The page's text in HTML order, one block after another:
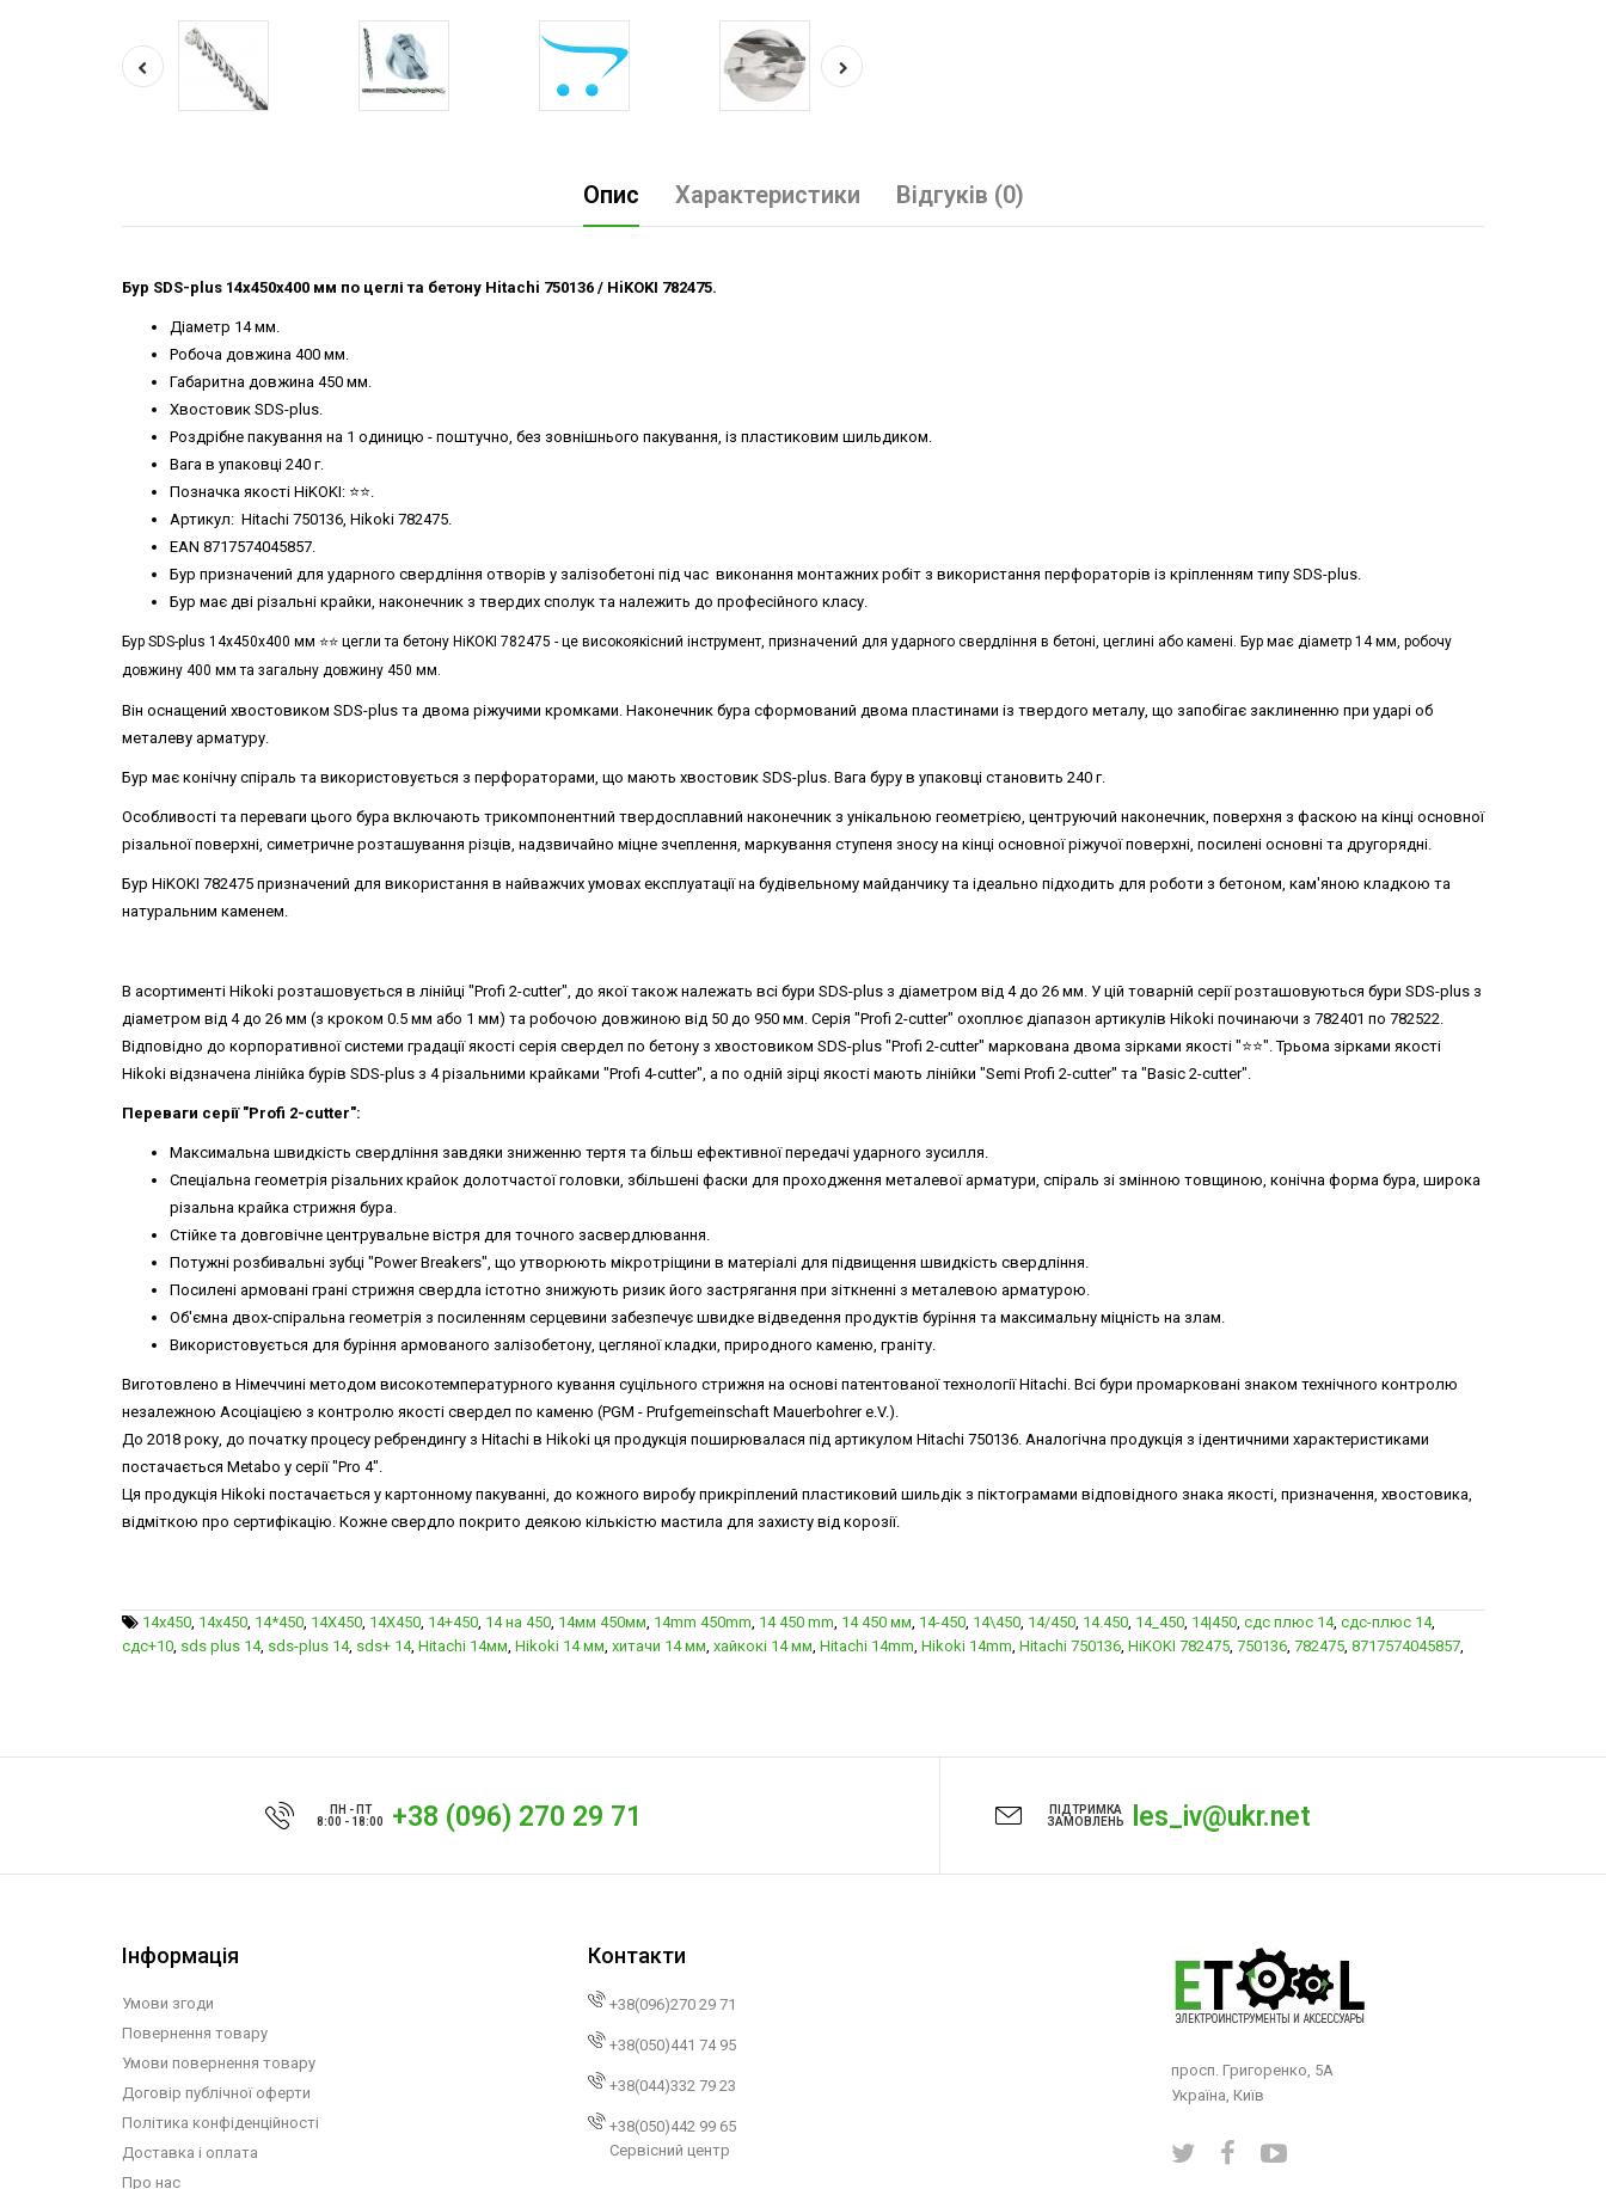
Опис Характеристики Відгуків (0)
Бур SDS-plus 14х450х400 мм по цеглі та бетону Hitachi 750136 / HiKOKI 782475.
Діаметр 14 мм.
Робоча довжина 400 мм.
Габаритна довжина 450 мм.
Хвостовик SDS-plus.
Роздрібне пакування на 1 одиницю - поштучно, без зовнішнього пакування, із пластиковим шильдиком.
Вага в упаковці 240 г.
Позначка якості HiKOKI: ⭐️⭐️.
Артикул: Hitachi 750136, Hikoki 782475.
EAN 8717574045857.
Бур призначений для ударного свердління отворів у залізобетоні під час виконання монтажних робіт з використання перфораторів із кріпленням типу SDS-plus.
Бур має дві різальні крайки, наконечник з твердих сполук та належить до професійного класу.
Бур SDS-plus 14х450х400 мм ⭐️⭐️ цегли та бетону HiKOKI 782475 - це високоякісний інструмент, призначений для ударного свердління в бетоні, цеглині або камені. Бур має діаметр 14 мм, робочу
довжину 400 мм та загальну довжину 450 мм.
Він оснащений хвостовиком SDS-plus та двома ріжучими кромками. Наконечник бура сформований двома пластинами із твердого металу, що запобігає заклиненню при ударі об
металеву арматуру.
Бур має конічну спіраль та використовується з перфораторами, що мають хвостовик SDS-plus. Вага буру в упаковці становить 240 г.
Особливості та переваги цього бура включають трикомпонентний твердосплавний наконечник з унікальною геометрією, центруючий наконечник, поверхня з фаскою на кінці основної
різальної поверхні, симетричне розташування різців, надзвичайно міцне зчеплення, маркування ступеня зносу на кінці основної ріжучої поверхні, посилені основні та другорядні.
Бур HiKOKI 782475 призначений для використання в найважчих умовах експлуатації на будівельному майданчику та ідеально підходить для роботи з бетоном, кам'яною кладкою та
натуральним каменем.
В асортименті Hikoki розташовується в лінійці "Profi 2-cutter", до якої також належать всі бури SDS-plus з діаметром від 4 до 26 мм. У цій товарній серії розташовуються бури SDS-plus з
діаметром від 4 до 26 мм (з кроком 0.5 мм або 1 мм) та робочою довжиною від 50 до 950 мм. Серія "Profi 2-cutter" охоплює діапазон артикулів Hikoki починаючи з 782401 по 782522.
Відповідно до корпоративної системи градації якості серія свердел по бетону з хвостовиком SDS-plus "Profi 2-cutter" маркована двома зірками якості "⭐️⭐️". Трьома зірками якості
Hikoki відзначена лінійка бурів SDS-plus з 4 різальними крайками "Profi 4-cutter", а по одній зірці якості мають лінійки "Semi Profi 2-cutter" та "Basic 2-cutter".
Переваги серії "Profi 2-cutter":
Максимальна швидкість свердління завдяки зниженню тертя та більш ефективної передачі ударного зусилля.
Спеціальна геометрія різальних крайок долотчастої головки, збільшені фаски для проходження металевої арматури, спіраль зі змінною товщиною, конічна форма бура, широка
різальна крайка стрижня бура.
Стійке та довговічне центрувальне вістря для точного засвердлювання.
Потужні розбивальні зубці "Power Breakers", що утворюють мікротріщини в матеріалі для підвищення швидкість свердління.
Посилені армовані грані стрижня свердла істотно знижують ризик його застрягання при зіткненні з металевою арматурою.
Об'ємна двох-спіральна геометрія з посиленням серцевини забезпечує швидке відведення продуктів буріння та максимальну міцність на злам.
Використовується для буріння армованого залізобетону, цегляної кладки, природного каменю, граніту.
Виготовлено в Німеччині методом високотемпературного кування суцільного стрижня на основі патентованої технології Hitachi. Всі бури промарковані знаком технічного контролю
незалежною Асоціацією з контролю якості свердел по каменю (PGM - Prufgemeinschaft Mauerbohrer e.V.).
До 2018 року, до початку процесу ребрендингу з Hitachi в Hikoki ця продукція поширювалася під артикулом Hitachi 750136. Аналогічна продукція з ідентичними характеристиками
постачається Metabo у серії "Pro 4".
Ця продукція Hikoki постачається у картонному пакуванні, до кожного виробу прикріплений пластиковий шильдік з піктограмами відповідного знака якості, призначення, хвостовика,
відміткою про сертифікацію. Кожне свердло покрито деякою кількістю мастила для захисту від корозії.
14x450, 14х450, 14*450, 14X450, 14Х450, 14+450, 14 на 450, 14мм 450мм, 14mm 450mm, 14 450 mm, 14 450 мм, 14-450, 14\450, 14/450, 14.450, 14_450, 14|450, сдс плюс 14, сдс-плюс 14,
сдс+10, sds plus 14, sds-plus 14, sds+ 14, Hitachi 14мм, Hikoki 14 мм, хитачи 14 мм, хайкокі 14 мм, Hitachi 14mm, Hikoki 14mm, Hitachi 750136, HiKOKI 782475, 750136, 782475, 8717574045857,
ПН - ПТ
8:00 - 18:00
+38 (096) 270 29 71
ПІДТРИМКА
ЗАМОВЛЕНЬ
les_iv@ukr.net
Інформація
Умови згоди
Повернення товару
Умови повернення товару
Договір публічної оферти
Політика конфіденційності
Доставка і оплата
Про нас
Контакти
+38(096)270 29 71
+38(050)441 74 95
+38(044)332 79 23
+38(050)442 99 65
Сервісний центр
просп. Григоренко, 5А
Україна, Київ